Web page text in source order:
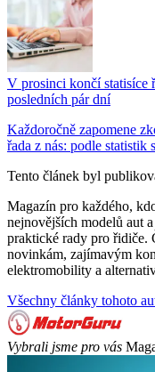
V prosinci končí statisíce
posledních pár dní
Každoročně zapomene
řada z nás: podle statistik
Tento článek byl
Magazín pro každého,
nejnovějších modelů aut
praktické rady pro řidiče.
novinkám, zajímavým
elektromobility a
Všechny články tohoto
Vybrali jsme pro vás